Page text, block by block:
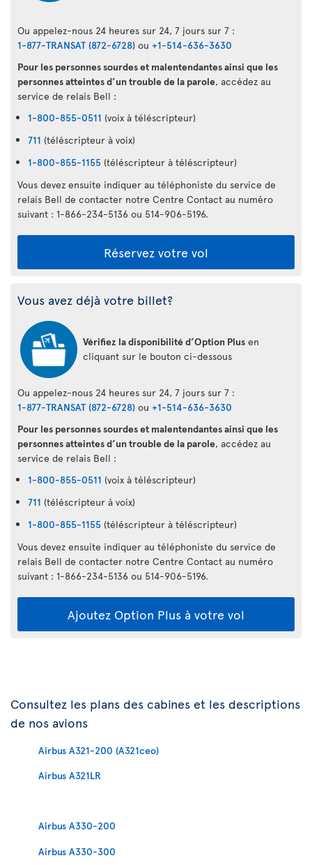
Ou appelez-nous 24 heures sur 24, 7 jours sur 7 :
1-877-TRANSAT (872-6728) ou +1-514-636-3630
Pour les personnes sourdes et malentendantes ainsi que les
personnes atteintes d’un trouble de la parole, accédez au
service de relais Bell :
1-800-855-0511 (voix à téléscripteur)
711 (téléscripteur à voix)
1-800-855-1155 (téléscripteur à téléscripteur)
Vous devez ensuite indiquer au téléphoniste du service de
relais Bell de contacter notre Centre Contact au numéro
suivant : 1-866-234-5136 ou 514-906-5196.
Réservez votre vol
Vous avez déjà votre billet?
Vérifiez la disponibilité d’Option Plus en
cliquant sur le bouton ci-dessous
Ou appelez-nous 24 heures sur 24, 7 jours sur 7 :
1-877-TRANSAT (872-6728) ou +1-514-636-3630
Pour les personnes sourdes et malentendantes ainsi que les
personnes atteintes d’un trouble de la parole, accédez au
service de relais Bell :
1-800-855-0511 (voix à téléscripteur)
711 (téléscripteur à voix)
1-800-855-1155 (téléscripteur à téléscripteur)
Vous devez ensuite indiquer au téléphoniste du service de
relais Bell de contacter notre Centre Contact au numéro
suivant : 1-866-234-5136 ou 514-906-5196.
Ajoutez Option Plus à votre vol
Consultez les plans des cabines et les descriptions
de nos avions
Airbus A321-200 (A321ceo)
Airbus A321LR
Airbus A330-200
Airbus A330-300